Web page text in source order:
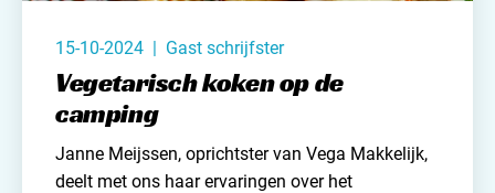
15-10-2024 | Gast schrijfster
Vegetarisch koken op de
camping
Janne Meijssen, oprichtster van Vega Makkelijk,
deelt met ons haar ervaringen over het